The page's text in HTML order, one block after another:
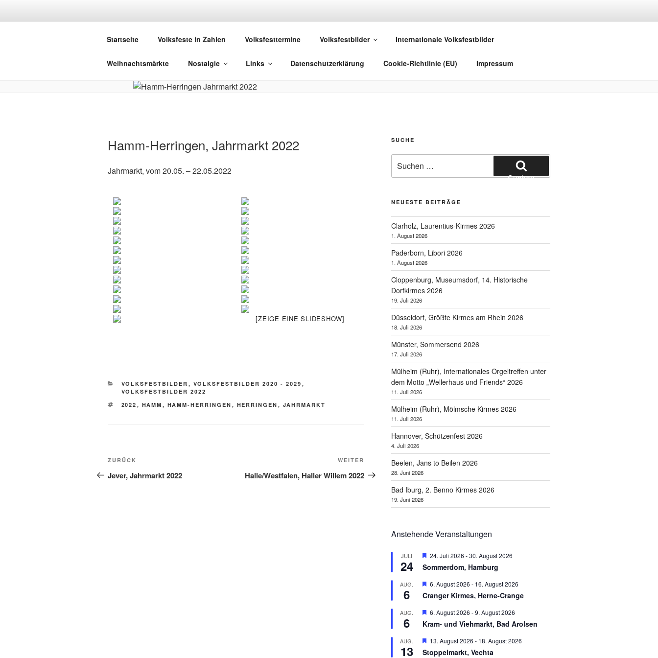
DEUTSCHE VOLKSFESTE
Startseite Volksfeste in Zahlen Volksfesttermine Volksfestbilder Internationale Volksfestbilder
Weihnachtsmärkte Nostalgie Links Datenschutzerklärung Cookie-Richtlinie (EU) Impressum
Hamm-Herringen, Jahrmarkt 2022
Jahrmarkt, vom 20.05. – 22.05.2022
[ZEIGE EINE SLIDESHOW]
KATEGORIEN
VOLKSFESTBILDER , VOLKSFESTBILDER 2020 - 2029 ,
VOLKSFESTBILDER 2022
SCHLAGWÖRTER
2022 , HAMM , HAMM-HERRINGEN , HERRINGEN , JAHRMARKT
Beitragsnavigation
Vorheriger
Beitrag
ZURÜCK
Jever, Jahrmarkt 2022
Nächster
Beitrag
WEITER
Halle/Westfalen, Haller Willem 2022
SUCHE
nach:
Suchen
NEUESTE BEITRÄGE
Clarholz, Laurentius-Kirmes 2026
1. August 2026
Paderborn, Libori 2026
1. August 2026
Cloppenburg, Museumsdorf, 14. Historische
Dorfkirmes 2026
19. Juli 2026
Düsseldorf, Größte Kirmes am Rhein 2026
18. Juli 2026
Münster, Sommersend 2026
17. Juli 2026
Mülheim (Ruhr), Internationales Orgeltreffen unter
dem Motto „Wellerhaus und Friends“ 2026
11. Juli 2026
Mülheim (Ruhr), Mölmsche Kirmes 2026
11. Juli 2026
Hannover, Schützenfest 2026
4. Juli 2026
Beelen, Jans to Beilen 2026
28. Juni 2026
Bad Iburg, 2. Benno Kirmes 2026
19. Juni 2026
Anstehende Veranstaltungen
JULI
24
H
r
o
r
e
h
o
e
24. Juli 2026 -30. August 2026
Sommerdom, Hamburg
AUG.
6
H
r
o
r
e
h
o
6. August 2026 - 16. August 2026
Cranger Kirmes, Herne-Crange
AUG.
6
H
r
o
r
6. August 2026 -9. August 2026
Kram- und Viehmarkt, Bad Arolsen
AUG.
13
H
r
13. August 2026 - 18. August 2026
Stoppelmarkt, Vechta